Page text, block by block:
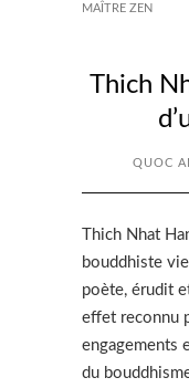
MAÎTRE ZEN
Thich
QUOC
Thich Nhat
bouddhiste
poète, érudit
effet reconnu
engagements
du